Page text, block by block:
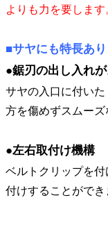
よりも力を要します。
■サヤにも特長あり
●鋸刃の出し入れ
サヤの入口に付い
方を傷めずスムーズ
●左右取付け機構
ベルトクリップを
付けすることができ